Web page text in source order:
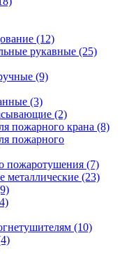
(12)
рукавные (25)
(9)
(3)
(2)
пожарного крана (8)
пожарного
пожаротушения (7)
(23)
(10)